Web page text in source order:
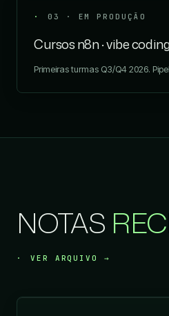
03 · EM PRODUÇÃO
Cursos n8n · vibe
Primeiras turmas Q3/Q4 2026.
NOTAS
VER ARQUIVO →